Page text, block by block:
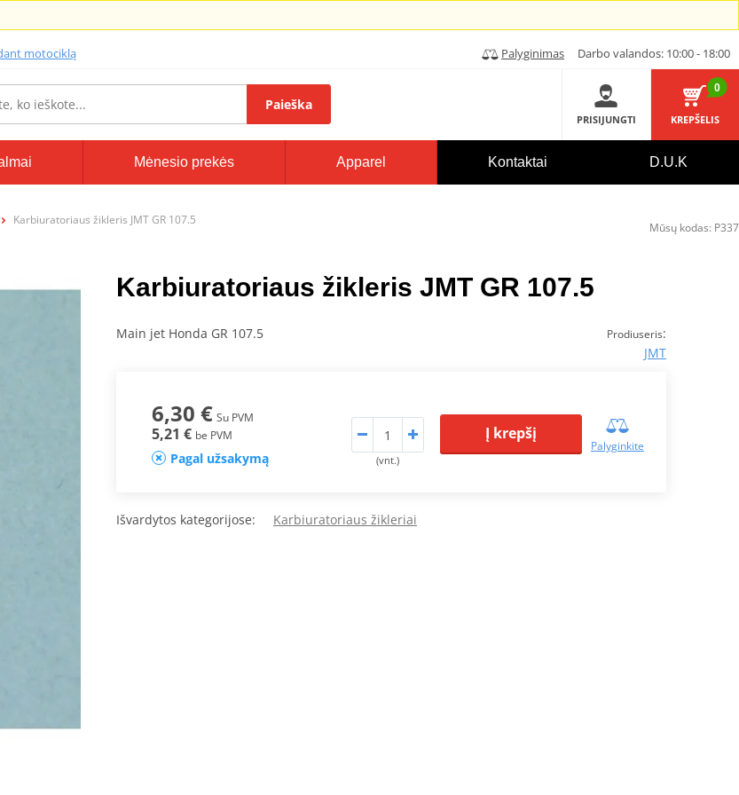
motociklą Palyginimas Darbo valandos: 10:00 - 18:00
Paieška
PRISIJUNGTI
0
KREPŠELIS
Mėnesio prekės Apparel Kontaktai D.U.K
Karbiuratoriaus žikleris JMT GR 107.5
Karbiuratoriaus žikleris JMT GR 107.5
Prodiuseris:
JMT
Main jet Honda GR 107.5
6,30 € Su PVM
5,21 € be PVM
Pagal užsakymą (vnt.)
Į krepšį
Palyginkite
Išvardytos kategorijose: Karbiuratoriaus žikleriai
Mūsų kodas: P337